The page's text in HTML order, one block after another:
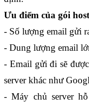
Ưu điểm của gói
- Số lượng email gửi
- Dung lượng email
- Email gửi đi sẽ
server khác như
- Máy chủ server